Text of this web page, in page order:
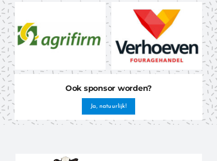
Ook sponsor worden?
Ja, natuurlijk!